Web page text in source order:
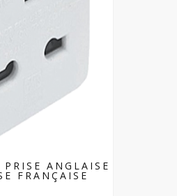
PRISE ANGLAISE
FRANÇAISE